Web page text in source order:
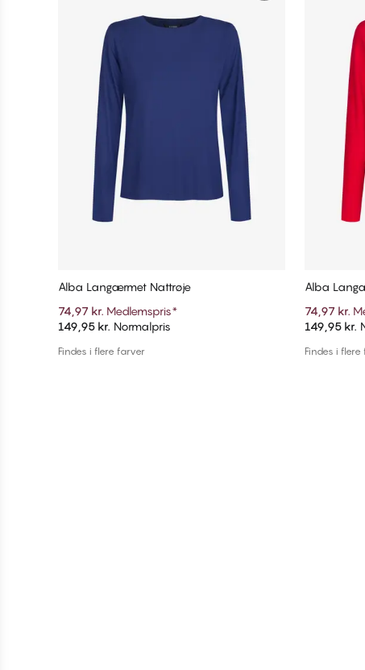
Tilføj til kurv
Alba Langærmet Nattrøje
74,97 kr. Medlemspris*
149,95 kr. Normalpris
Findes i flere farver
Alba
74,97 kr.
149,95 kr.
Findes i flere